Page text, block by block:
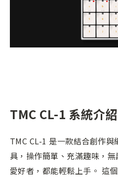
TMC CL-1 系統介紹
TMC CL-1 是一款結合創作
具，操作簡單、充滿趣味，
愛好者，都能輕鬆上手。 這